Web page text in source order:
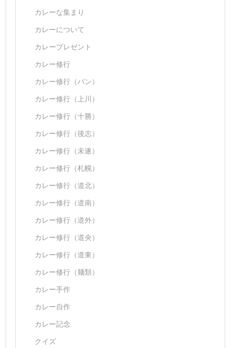
カレーな集まり
カレーについて
カレープレゼント
カレー修行
カレー修行（パン）
カレー修行（上川）
カレー修行（十勝）
カレー修行（後志）
カレー修行（未遂）
カレー修行（札幌）
カレー修行（道北）
カレー修行（道南）
カレー修行（道外）
カレー修行（道央）
カレー修行（道東）
カレー修行（麺類）
カレー手作
カレー自作
カレー記念
クイズ